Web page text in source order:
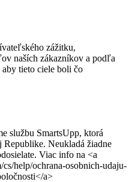
zážitku,
naších zákazníkov a podľa
tieto ciele boli čo
službu SmartsUpp, ktorá
Republike. Neukladá žiadne
Viac info na <a
help/ochrana-osobnich-udaju-
a>